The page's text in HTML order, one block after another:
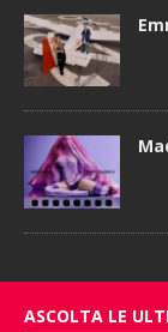
ASCOLTA LE